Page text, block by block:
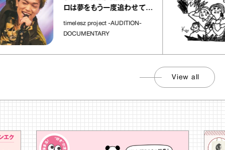
ロは夢をもう一度追わせてく
れた場所」
timelesz project -AUDITION-
DOCUMENTARY
View all